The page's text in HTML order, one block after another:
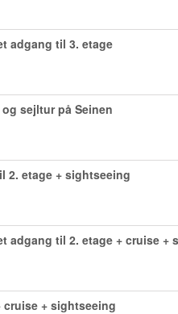
adgang til 3. etage
sejltur på Seinen
2. etage + sightseeing
adgang til 2. etage + cruise +
+ sightseeing